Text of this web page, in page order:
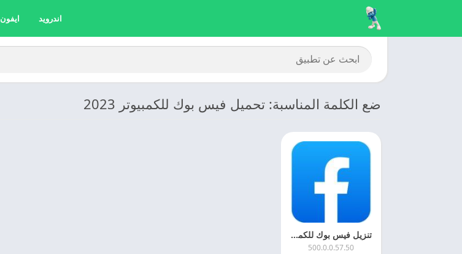
اندرويد ايفون
ضع الكلمة المناسبة: تحميل فيس بوك للكمبيوتر 2023
تنزيل فيس بوك للكمبيوتر 2025 Facebook For PC اخر اصدار مجانا
500.0.0.57.50